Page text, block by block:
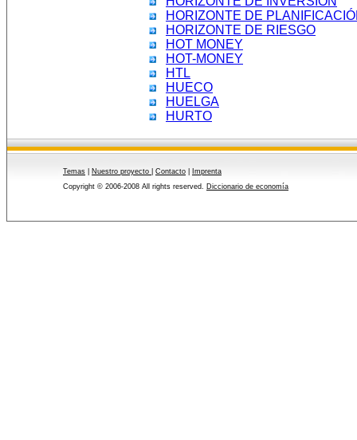
HORIZONTE DE
HORIZONTE DE RIESGO
HOT MONEY
HOT-MONEY
HTL
HUECO
HUELGA
HURTO
Temas Nuestro proyecto Contacto
Imprenta
Copyright © 2006-2008 All rights reserved. Diccionario de economía